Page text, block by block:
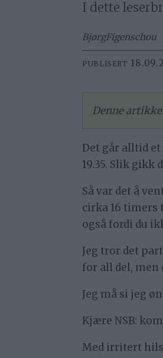
I dette
BjørgFigenschou
PUBLISERT
Denne
Det går alltid et
19.35. Slik
Så var det å
cirka 16 timers
også fordi du
Jeg tror det
for all del, men
Jeg må si jeg
Kjære NSB:
Med irritert